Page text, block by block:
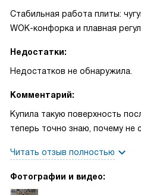
Стабильная работа плиты:
WOK-конфорка и плавная
Недостатки:
Недостатков не обнаружила.
Комментарий:
Купила такую поверхность
теперь точно знаю, почему не
блюдо, а потом решила
что большая конфорка
Читать отзыв полностью
Фотографии и видео: